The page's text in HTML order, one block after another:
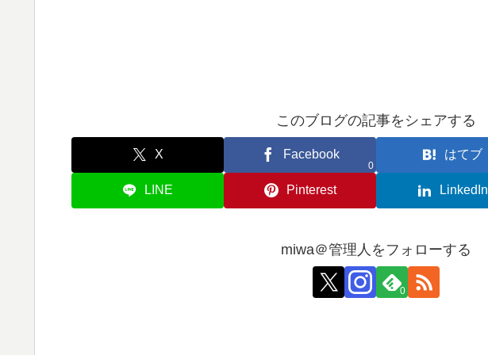
このブログの記事をシェアする
X Facebook
0
はてブ
LINE Pinterest LinkedIn
miwa＠管理人をフォローする
0